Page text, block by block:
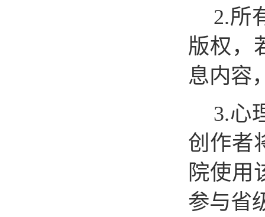
2.所
版权，
息内容
3.心
创作者
院使用
参与省